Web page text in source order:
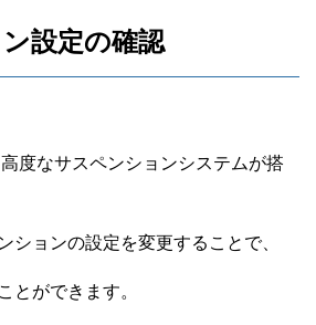
設定の確認
度なサスペンションシステムが搭
ションの設定を変更することで、
とができます。